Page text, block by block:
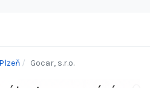
Gocar, s.r.o.